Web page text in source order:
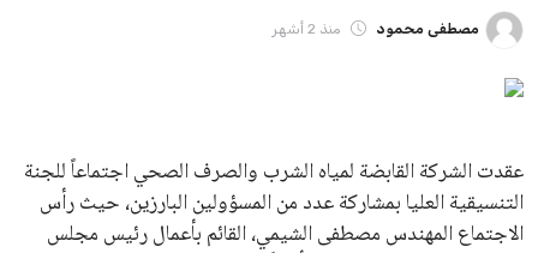
اقتصاد
اخبار الرياضة
منوعات
فن وثقافة
مصطفى محمود منذ 2 أشهر
عقدت الشركة القابضة لمياه الشرب والصرف الصحي اجتماعاً للجنة
التنسيقية العليا بمشاركة عدد من المسؤولين البارزين، حيث رأس
الاجتماع المهندس مصطفى الشيمي، القائم بأعمال رئيس مجلس